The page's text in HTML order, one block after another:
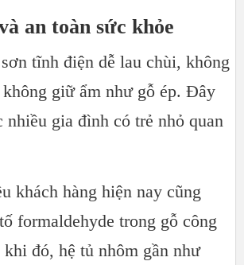
an toàn sức khỏe
tĩnh điện dễ lau chùi, không
giữ ẩm như gỗ ép. Đây
nhiều gia đình có trẻ nhỏ quan
khách hàng hiện nay cũng
formaldehyde trong gỗ công
đó, hệ tủ nhôm gần như